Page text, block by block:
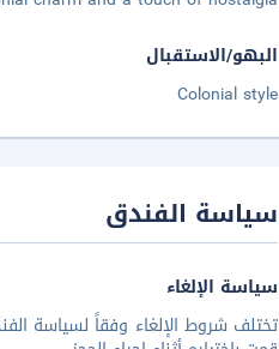
البهو/الاستقبال
Colonial style
سياسة الفندق
سياسة الإلغاء
تختلف شروط الإلغاء وفقاً لسياسة